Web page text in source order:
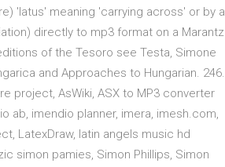
'latus' meaning 'carrying across' or by a
directly to mp3 format on a Marantz
of the Tesoro see Testa, Simone
and Approaches to Hungarian. 246.
project, AsWiki, ASX to MP3 converter
ab, imendio planner, imera, imesh.com,
LatexDraw, latin angels music hd
simon pamies, Simon Phillips, Simon